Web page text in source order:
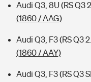
Audi Q3, 8U (RS Q3
(1860 / AAG)
Audi Q3, F3 (RS Q3
(1860 / AAY)
Audi Q3, F3 (RS Q3